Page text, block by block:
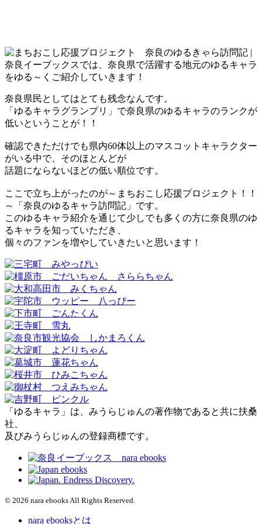
奈良県民としてはとても残念なんです。
「ゆるキャラグランプリ」で奈良県のゆるキャラのランクが
低いということが！！
確認できただけでも県内60体以上のマスコットキャラクター
がいる中で、そのほとんどが
話題にならないほどの低い順位です。
ここで立ち上がったのが～まちおこし応援プロジェクト！！
～「奈良のゆるキャラ訪問記」です。
このゆるキャラ紹介を通じて少しでも多くの方に奈良県のゆ
るキャラを知っていただき、
個々のファンを増やしていきたいと思います！
「ゆるキャラ」は、みうらじゅんの著作物であると共に扶桑
社、
及びみうらじゅんの登録商標です。
© 2026 nara ebooks All Rights Reserved.
nara ebooksとは